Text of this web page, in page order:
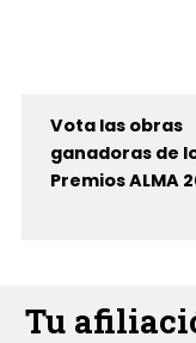
Vota las obras
ganadoras de
Premios ALMA
Tu